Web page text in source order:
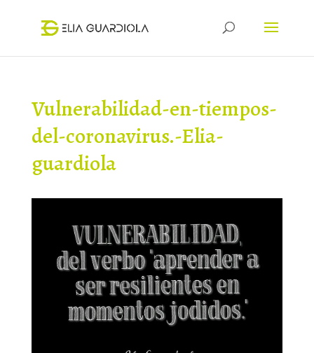
Vulnerabilidad-en-tiempos-
del-coronavirus.-Elia-
guardiola